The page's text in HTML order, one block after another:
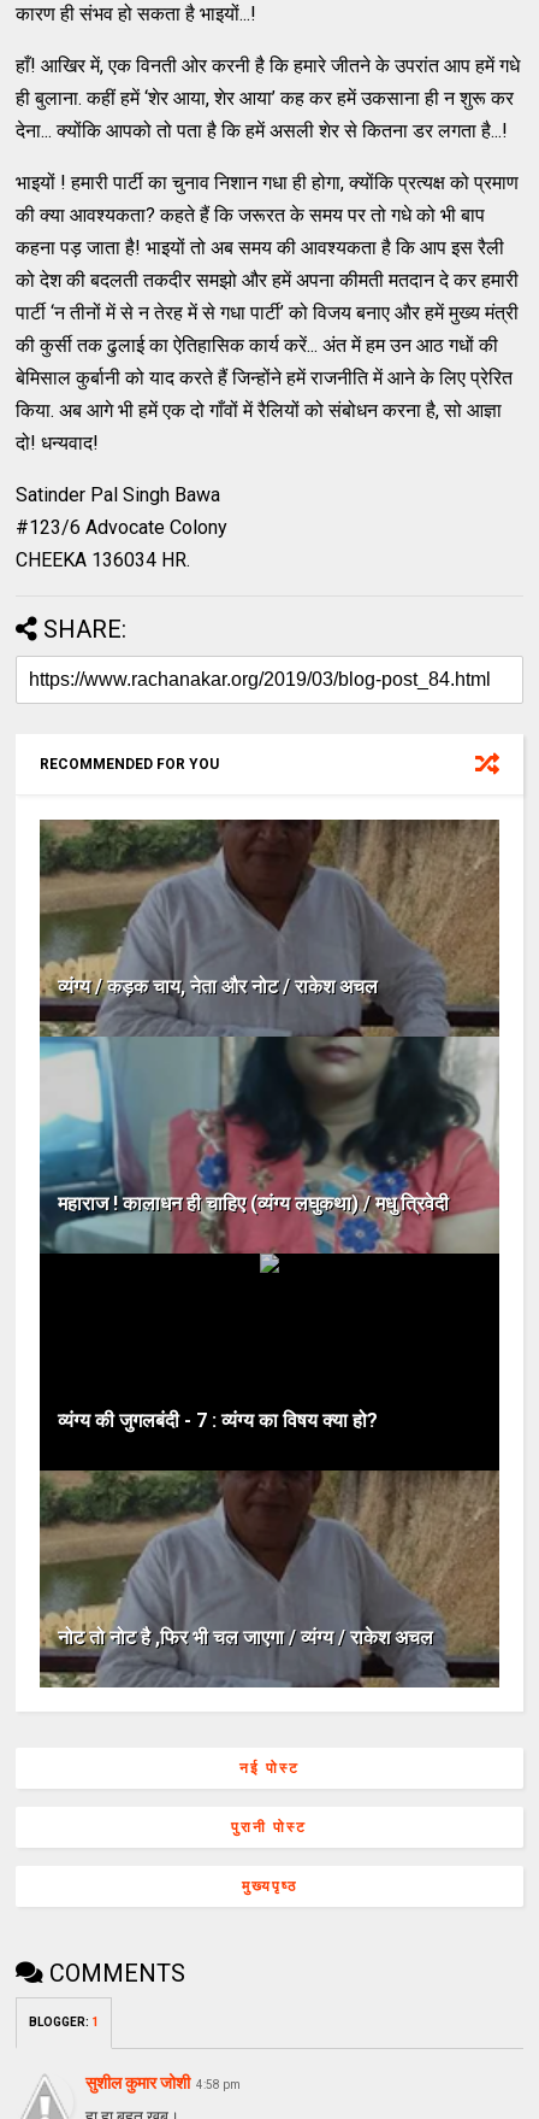
कारण ही संभव हो सकता है भाइयों...!
हाँ! आखिर में, एक विनती ओर करनी है कि हमारे जीतने के उपरांत आप हमें गधे
ही बुलाना. कहीं हमें ‘शेर आया, शेर आया’ कह कर हमें उकसाना ही न शुरू कर
देना... क्योंकि आपको तो पता है कि हमें असली शेर से कितना डर लगता है...!
भाइयों ! हमारी पार्टी का चुनाव निशान गधा ही होगा, क्योंकि प्रत्यक्ष को प्रमाण
की क्या आवश्यकता? कहते हैं कि जरूरत के समय पर तो गधे को भी बाप
कहना पड़ जाता है! भाइयों तो अब समय की आवश्यकता है कि आप इस रैली
को देश की बदलती तकदीर समझो और हमें अपना कीमती मतदान दे कर हमारी
पार्टी ‘न तीनों में से न तेरह में से गधा पार्टी’ को विजय बनाए और हमें मुख्य मंत्री
की कुर्सी तक ढुलाई का ऐतिहासिक कार्य करें... अंत में हम उन आठ गधों की
बेमिसाल कुर्बानी को याद करते हैं जिन्होंने हमें राजनीति में आने के लिए प्रेरित
किया. अब आगे भी हमें एक दो गाँवों में रैलियों को संबोधन करना है, सो आज्ञा
दो! धन्यवाद!
Satinder Pal Singh Bawa
#123/6 Advocate Colony
CHEEKA 136034 HR.
SHARE:
RECOMMENDED FOR YOU
व्यंग्य / कड़क चाय, नेता और नोट / राकेश अचल
महाराज ! कालाधन ही चाहिए (व्यंग्य लघुकथा) / मधु त्रिवेदी
व्यंग्य की जुगलबंदी - 7 : व्यंग्य का विषय क्या हो?
नोट तो नोट है ,फिर भी चल जाएगा / व्यंग्य / राकेश अचल
नई पोस्ट
पुरानी पोस्ट
मुख्यपृष्ठ
COMMENTS
BLOGGER: 1
सुशील कुमार जोशी 4:58 pm